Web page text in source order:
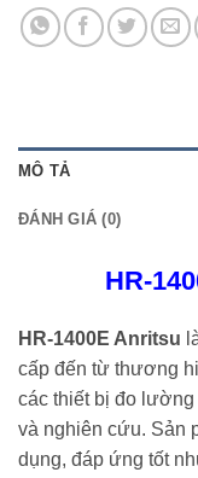
MÔ TẢ
ĐÁNH GIÁ (0)
HR-
HR-1400E Anritsu
cấp đến từ thương
các thiết bị đo
và nghiên cứu. Sản
dụng, đáp ứng tốt